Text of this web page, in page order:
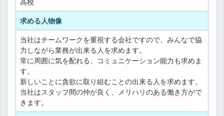
求める人物像
当社はチームワークを重視する会社ですので、みんなで協
力しながら業務が出来る人を求めます。
常に周囲に気を配れる、コミュニケーション能力も求めま
す。
新しいことに貪欲に取り組むことの出来る人を求めます。
当社はスタッフ間の仲が良く、メリハリのある働き方がで
きます。